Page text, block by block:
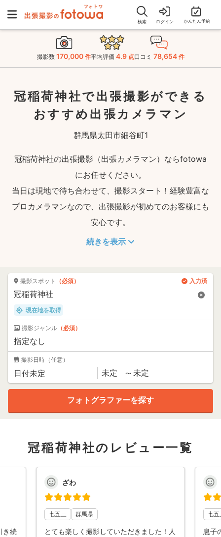
検索 ログイン かんたん予約
撮影数 170,000 件平均評価 4.9 点口コミ 78,654 件
冠稲荷神社で出張撮影ができる
おすすめ出張カメラマン
群馬県太田市細谷町1
冠稲荷神社の出張撮影（出張カメラマン）ならfotowa
にお任せください。
当日は現地で待ち合わせて、撮影スタート！経験豊富な
プロカメラマンなので、出張撮影が初めてのお客様にも
安心です。
続きを表示
撮影スポット （必須） 入力済
現在地を取得
撮影ジャンル （必須）
撮影日時 （任意）
冠稲荷神社のレビュー一覧
き続
ざわ
七五三 群馬県
とても楽しく撮影していただきました！人
七五
息子